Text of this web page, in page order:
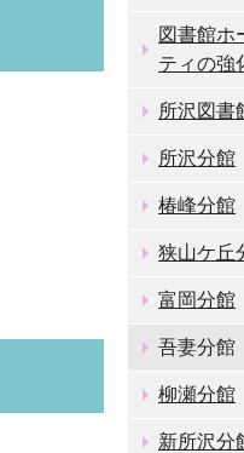
図書館ホ
ティの強
所沢図書
所沢分館
椿峰分館
狭山ケ丘
富岡分館
吾妻分館
柳瀬分館
新所沢分